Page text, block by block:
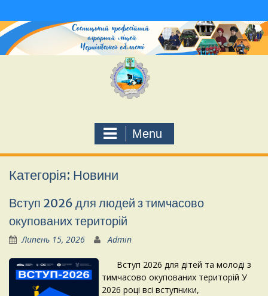
to
content
Menu
Категорія: Новини
Вступ 2026 для людей з тимчасово
окупованих територій
Липень 15, 2026 Admin
Вступ 2026 для дітей та молоді з
тимчасово окупованих територій У
2026 році всі вступники,